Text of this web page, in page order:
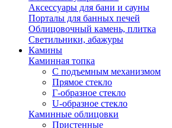
Аксессуары для бани и сауны
Порталы для банных печей
Облицовочный камень, плитка
Светильники, абажуры
Камины
Каминная топка
С подъемным механизмом
Прямое стекло
Г-образное стекло
U-образное стекло
Каминные облицовки
Пристенные